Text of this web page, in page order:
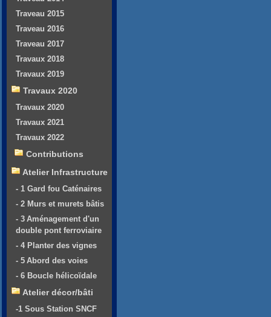
Traveau 2015
Traveau 2016
Traveau 2017
Travaux 2018
Travaux 2019
Travaux 2020
Travaux 2020
Travaux 2021
Travaux 2022
Contributions
Atelier Infrastructure
- 1 Gard fou Caténaires
- 2 Murs et murets bâtis
- 3 Aménagement d'un
double pont ferroviaire
- 4 Planter des vignes
- 5 Abord des voies
- 6 Boucle hélicoïdale
Atelier décor/bâti
-1 Sous Station SNCF